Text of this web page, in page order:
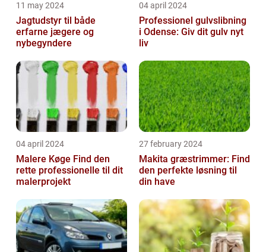
11 may 2024
Jagtudstyr til både
erfarne jægere og
nybegyndere
04 april 2024
Professionel gulvslibning
i Odense: Giv dit gulv nyt
liv
04 april 2024
Malere Køge Find den
rette professionelle til dit
malerprojekt
27 february 2024
Makita græstrimmer: Find
den perfekte løsning til
din have